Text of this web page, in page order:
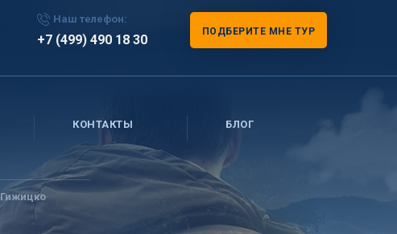
Наш телефон:
+7 (499) 490 18 30
ПОДБЕРИТЕ МНЕ ТУР
КОНТАКТЫ БЛОГ
Гижицко